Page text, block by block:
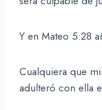
Y en Mateo 5:28
Cualquiera que
adulteró con ella